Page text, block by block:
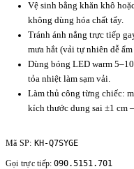
Vệ sinh bằng khăn khô
không dùng hóa chất tẩy.
Tránh ánh nắng trực tiếp
mưa hắt (vải tự nhiên dễ
Dùng bóng LED warm
tỏa nhiệt làm sạm vải.
Làm thủ công từng chiếc:
kích thước dung sai ±1 cm
Mã SP: KH-Q7SYGE
Gọi trực tiếp:090.5151.701